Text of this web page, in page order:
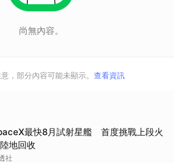
尚無內容。
，部分內容可能未顯示。 查看資訊
最快8月試射星艦 首度挑戰上段火
地回收
社